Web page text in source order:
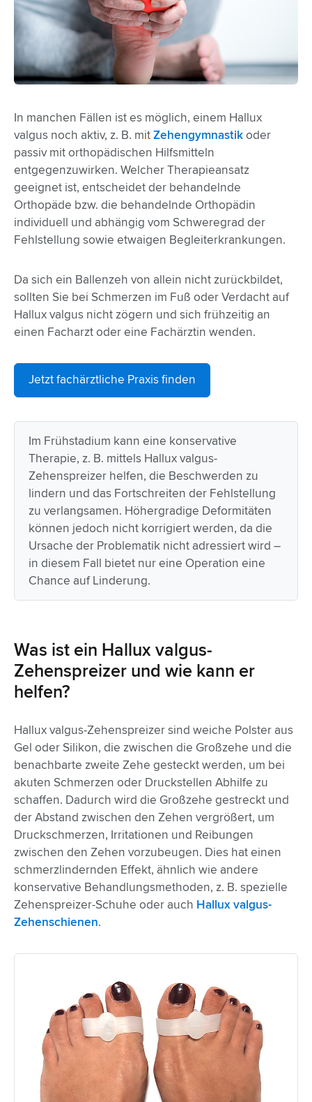
In manchen Fällen ist es möglich, einem Hallux
valgus noch aktiv, z. B. mitZehengymnastikoder
passiv mit orthopädischen Hilfsmitteln
entgegenzuwirken. Welcher Therapieansatz
geeignet ist, entscheidet der behandelnde
Orthopäde bzw. die behandelnde Orthopädin
individuell und abhängig vom Schweregrad der
Fehlstellung sowie etwaigen Begleiterkrankungen.
Da sich ein Ballenzeh von allein nicht zurückbildet,
sollten Sie bei Schmerzen im Fuß oder Verdacht auf
Hallux valgus nicht zögern und sich frühzeitig an
einen Facharzt oder eine Fachärztin wenden.
Jetzt fachärztliche Praxis finden
Im Frühstadium kann eine konservative
Therapie, z. B. mittels Hallux valgus-
Zehenspreizer helfen, die Beschwerden zu
lindern und das Fortschreiten der Fehlstellung
zu verlangsamen. Höhergradige Deformitäten
können jedoch nicht korrigiert werden, da die
Ursache der Problematik nicht adressiert wird –
in diesem Fall bietet nur eine Operation eine
Chance auf Linderung.
Was ist ein Hallux valgus-
Zehenspreizer und wie kann er
helfen?
Hallux valgus-Zehenspreizer sind weiche Polster aus
Gel oder Silikon, die zwischen die Großzehe und die
benachbarte zweite Zehe gesteckt werden, um bei
akuten Schmerzen oder Druckstellen Abhilfe zu
schaffen. Dadurch wird die Großzehe gestreckt und
der Abstand zwischen den Zehen vergrößert, um
Druckschmerzen, Irritationen und Reibungen
zwischen den Zehen vorzubeugen. Dies hat einen
schmerzlindernden Effekt, ähnlich wie andere
konservative Behandlungsmethoden, z. B. spezielle
Zehenspreizer-Schuhe oder auch Hallux valgus-
Zehenschienen.